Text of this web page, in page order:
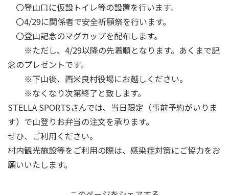
〇登山口に仮設トイレ等の設置を行います。
〇4/29に関係者で安全祈願祭を行います。
〇登山記念のマグカップを配布します。
※ただし、4/29以降の先着順となります。あくまで記
念のプレゼントです。
※下山後、西米良村役場にお越しください。
※なくなり次第終了と致します。
STELLA SPORTSさんでは、当日限定（事前予約がいりま
す）で山登りお弁当の注文を承ります。
ぜひ、ご利用ください。
村内観光施設等をご利用の際は、感染症対策にご協力をお
願いいたします。